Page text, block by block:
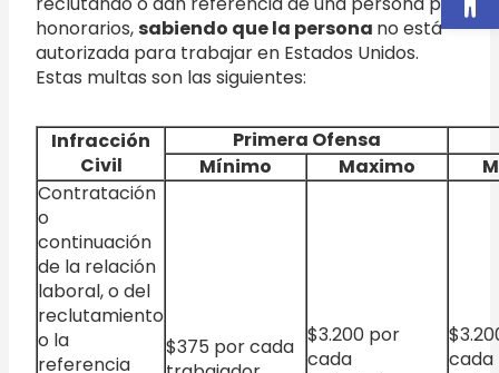
honorarios,sabiendo que la persona no está
autorizada para trabajar en Estados Unidos.
Estas multas son las siguientes:
Infracción
Civil
Primera Ofensa
Mínimo
Maximo
Contratación
o
continuación
de la relación
laboral, o del
reclutamiento
o la
referencia
$375 por cada $3.200 por
cada
cada